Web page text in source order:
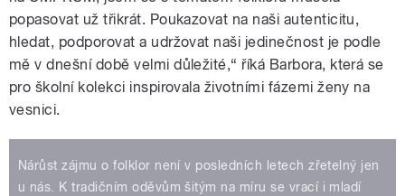
popasovat už třikrát. Poukazovat na naši autenticitu,
hledat, podporovat a udržovat naši jedinečnost je podle
mě v dnešní době velmi důležité,“ říká Barbora, která se
pro školní kolekci inspirovala životními fázemi ženy na
vesnici.
Nárůst zájmu o folklor není v posledních letech zřetelný jen
u nás. K tradičním oděvům šitým na míru se vrací i mladí